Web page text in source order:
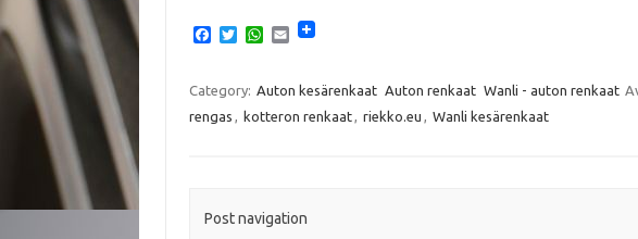
F
e
b
o
T
t
t
e
W
t
A
E
i
Category: Auton kesärenkaat Auton renkaat Wanli - auton renkaat
rengas , kotteron renkaat, riekko.eu , Wanli kesärenkaat
Post navigation